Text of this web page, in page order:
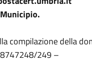
compilazione della
249 –